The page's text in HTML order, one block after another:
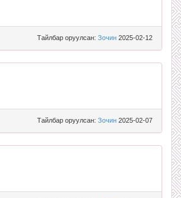
Тайлбар оруулсан: Зочин 2025-02-12
Тайлбар оруулсан: Зочин 2025-02-07